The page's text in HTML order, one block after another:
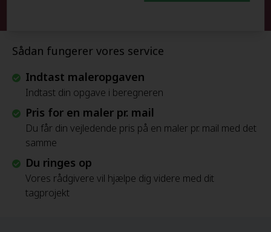
Sådan fungerer vores service
Indtast maleropgaven
Indtast din opgave i beregneren
Pris for en maler pr. mail
Du får din vejledende pris på en maler pr. mail med det
samme
Du ringes op
Vores rådgivere vil hjælpe dig videre med dit
tagprojekt